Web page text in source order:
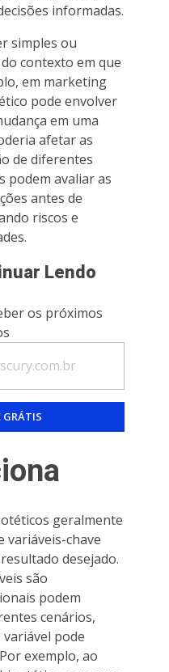
informadas.
simples ou
contexto em que
em marketing
pode envolver
em uma
afetar as
de diferentes
podem avaliar as
antes de
riscos e
Lendo
os próximos
geralmente
variáveis-chave
desejado.
são
podem
cenários,
pode
exemplo, ao